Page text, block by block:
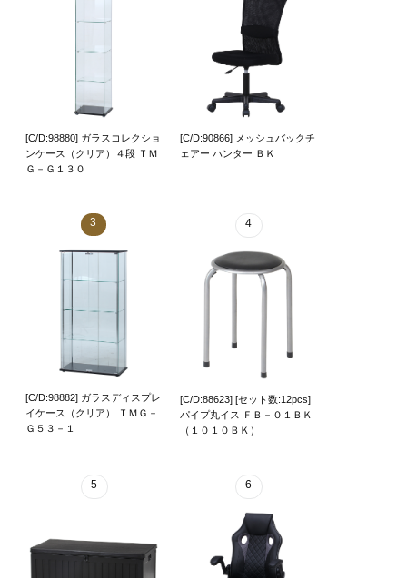
[C/D:98880] ガラスコレクショ
ンケース（クリア）４段 ＴＭ
Ｇ－Ｇ１３０
[C/D:90866] メッシュバックチ
ェアー ハンター ＢＫ
3
[C/D:98882] ガラスディスプレ
イケース（クリア） ＴＭＧ－
Ｇ５３－１
4
[C/D:88623] [セット数:12pcs]
パイプ丸イス ＦＢ－０１ＢＫ
（１０１０ＢＫ）
5 6